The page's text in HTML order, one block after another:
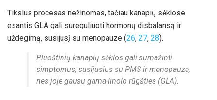
Tikslus procesas nežinomas, tačiau kanapių sėklose
esantis GLA gali sureguliuoti hormonų disbalansą ir
uždegimą, susijusį su menopauze (26, 27, 28).
Pluoštinių kanapių sėklos gali sumažinti
simptomus, susijusius su PMS ir menopauze,
nes joje gausu gama-linolo rūgšties (GLA).